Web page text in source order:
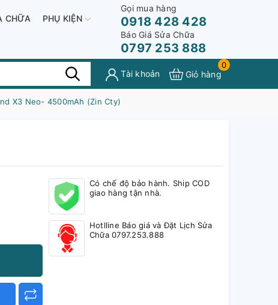
CHỮA PHỤ KIỆN
Gọi mua hàng
0918 428 428
Báo Giá Sửa Chữa
0797 253 888
Tài khoản
0
Giỏ hàng
X3 Neo- 4500mAh (Zin Cty)
Có chế độ bảo hành. Ship COD
giao hàng tận nhà.
Hotlline Báo giá và Đặt Lịch Sửa
Chữa 0797.253.888